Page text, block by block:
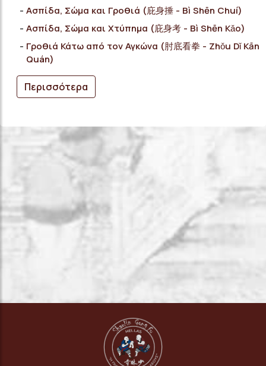
Ασπίδα, Σώμα και Γροθιά (庇身捶 - Bì Shēn Chuí)
Ασπίδα, Σώμα και Χτύπημα (庇身考 - Bì Shēn Κǎo)
Γροθιά Κάτω από τον Αγκώνα (肘底看拳 - Zhǒu Dǐ Kān
Quán)
Περισσότερα